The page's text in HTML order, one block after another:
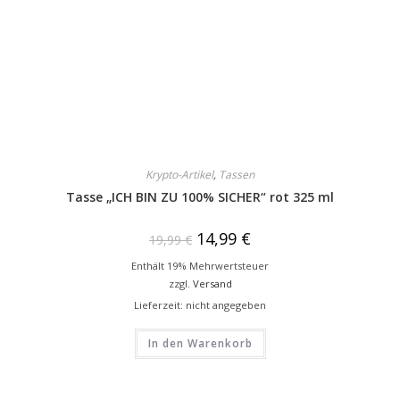
Krypto-Artikel, Tassen
Tasse „ICH BIN ZU 100% SICHER“ rot 325 ml
19,99€ 14,99 €
Enthält 19% Mehrwertsteuer
zzgl. Versand
Lieferzeit: nicht angegeben
In den Warenkorb